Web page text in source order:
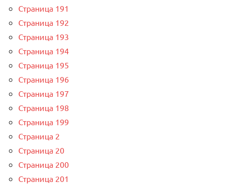
Страница 191
Страница 192
Страница 193
Страница 194
Страница 195
Страница 196
Страница 197
Страница 198
Страница 199
Страница 2
Страница 20
Страница 200
Страница 201